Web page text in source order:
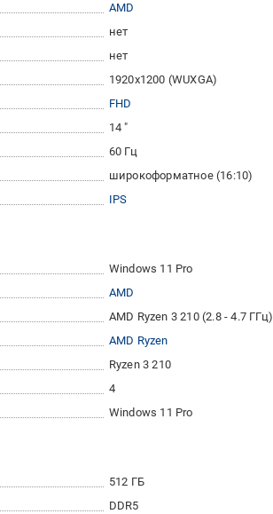
AMD
нет
нет
1920x1200 (WUXGA)
FHD
14 "
60 Гц
широкоформатное (16:10)
IPS
Windows 11 Pro
AMD
AMD Ryzen 3 210 (2.8 - 4.7 ГГц)
AMD Ryzen
Ryzen 3 210
4
Windows 11 Pro
512 ГБ
DDR5